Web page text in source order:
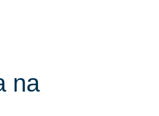
na